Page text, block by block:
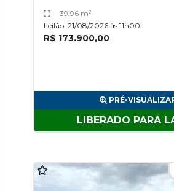
39,96 m²
Leilão: 21/08/2026 às 11h00
R$ 173.900,00
PRÉ-
LIBERADO PARA